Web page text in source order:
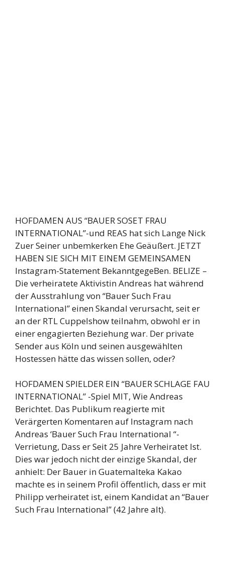
HOFDAMEN AUS “BAUER SOSET FRAU
INTERNATIONAL”-und REAS hat sich Lange Nick
Zuer Seiner unbemkerken Ehe Geäußert. JETZT
HABEN SIE SICH MIT EINEM GEMEINSAMEN
Instagram-Statement BekanntgegeBen. BELIZE –
Die verheiratete Aktivistin Andreas hat während
der Ausstrahlung von “Bauer Such Frau
International” einen Skandal verursacht, seit er
an der RTL Cuppelshow teilnahm, obwohl er in
einer engagierten Beziehung war. Der private
Sender aus Köln und seinen ausgewählten
Hostessen hätte das wissen sollen, oder?
HOFDAMEN SPIELDER EIN “BAUER SCHLAGE FAU
INTERNATIONAL” -Spiel MIT, Wie Andreas
Berichtet. Das Publikum reagierte mit
Verärgerten Komentaren auf Instagram nach
Andreas ‘Bauer Such Frau International “-
Verrietung, Dass er Seit 25 Jahre Verheiratet Ist.
Dies war jedoch nicht der einzige Skandal, der
anhielt: Der Bauer in Guatemalteka Kakao
machte es in seinem Profil öffentlich, dass er mit
Philipp verheiratet ist, einem Kandidat an “Bauer
Such Frau International” (42 Jahre alt).